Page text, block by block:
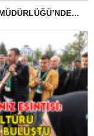
ARNAVUTKÖY İLÇE TARIM VE ORMAN MÜDÜRLÜĞÜ’NDEN İLANEN TEBLİGAT